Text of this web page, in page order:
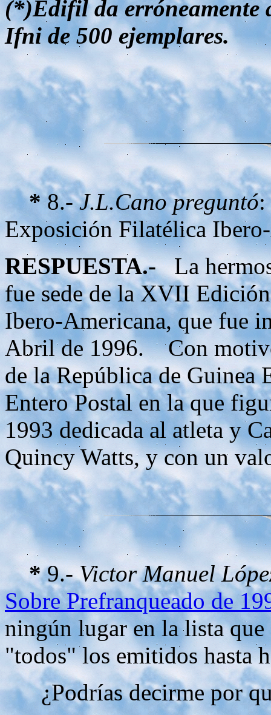
(*)Edifil da erróneamente
Ifni de 500 ejemplares.
*8.-J.L.Cano preguntó:
Exposición Filatélica
RESPUESTA.-La
fue sede de la XVII
Ibero-Americana, que fue
Abril de 1996. Con
de la República de Guinea
Entero Postal en la que
1993 dedicada al atleta y
Quincy Watts, y con un
*9.-Victor Manuel
Sobre Prefranqueado de
ningún lugar en la lista
"todos" los emitidos hasta
¿Podrías decirme por